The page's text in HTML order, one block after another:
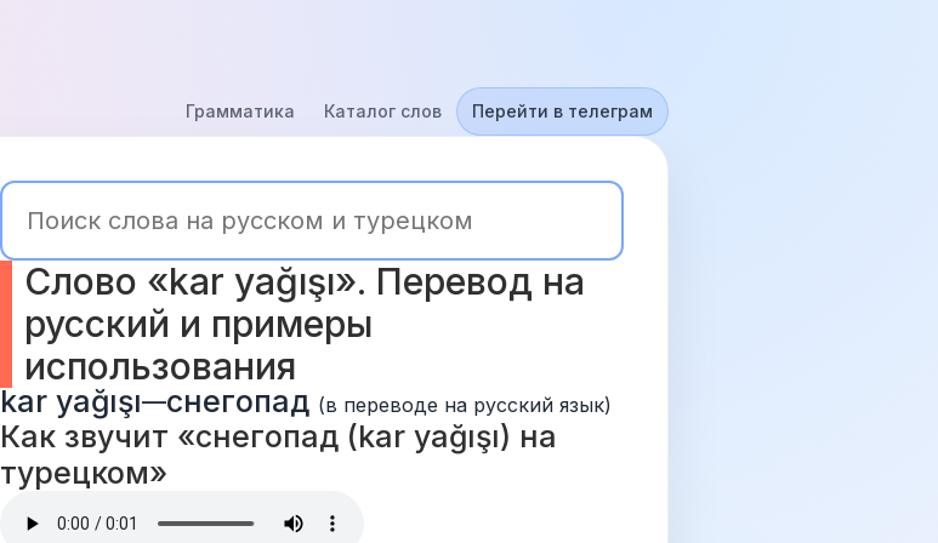
Грамматика Каталог слов Перейти в телеграм
Слово «kar yağışı». Перевод на
русский и примеры
использования
kar yağışı—снегопад (в переводе на русский язык)
Как звучит «снегопад (kar yağışı) на
турецком»